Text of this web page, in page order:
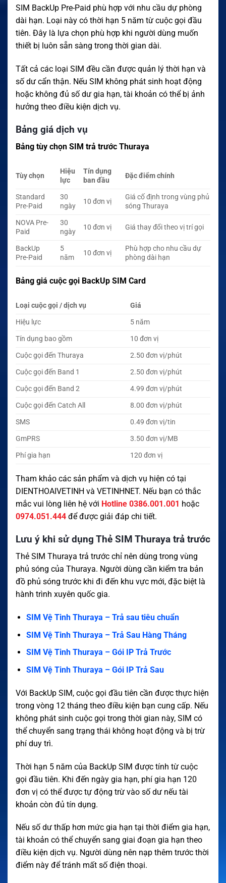
SIM BackUp Pre-Paid phù hợp với nhu cầu dự phòng
dài hạn. Loại này có thời hạn 5 năm từ cuộc gọi đầu
tiên. Đây là lựa chọn phù hợp khi người dùng muốn
thiết bị luôn sẵn sàng trong thời gian dài.
Tất cả các loại SIM đều cần được quản lý thời hạn và
số dư cẩn thận. Nếu SIM không phát sinh hoạt động
hoặc không đủ số dư gia hạn, tài khoản có thể bị ảnh
hưởng theo điều kiện dịch vụ.
Bảng giá dịch vụ
Bảng tùy chọn SIM trả trước Thuraya
Tùy chọn
Hiệu
lực
Tín dụng
ban đầu
Đặc điểm chính
Standard
Pre-Paid
30
ngày
10 đơn vị
Giá cố định trong vùng phủ
sóng Thuraya
NOVA Pre-
Paid
30
ngày
10 đơn vị Giá thay đổi theo vị trí gọi
BackUp
Pre-Paid
5
năm
10 đơn vị
Phù hợp cho nhu cầu dự
phòng dài hạn
Bảng giá cuộc gọi BackUp SIM Card
Loại cuộc gọi / dịch vụ
Giá
Hiệu lực
5 năm
Tín dụng bao gồm
10 đơn vị
Cuộc gọi đến Thuraya
2.50 đơn vị/phút
Cuộc gọi đến Band 1
2.50 đơn vị/phút
Cuộc gọi đến Band 2
4.99 đơn vị/phút
Cuộc gọi đến Catch All
8.00 đơn vị/phút
SMS
0.49 đơn vị/tin
GmPRS
3.50 đơn vị/MB
Phí gia hạn
120 đơn vị
Tham khảo các sản phẩm và dịch vụ hiện có tại
DIENTHOAIVETINH và VETINHNET. Nếu bạn có thắc
mắc vui lòng liên hệ với Hotline 0386.001.001 hoặc
0974.051.444 để được giải đáp chi tiết.
Lưu ý khi sử dụng Thẻ SIM Thuraya trả trước
Thẻ SIM Thuraya trả trước chỉ nên dùng trong vùng
phủ sóng của Thuraya. Người dùng cần kiểm tra bản
đồ phủ sóng trước khi đi đến khu vực mới, đặc biệt là
hành trình xuyên quốc gia.
SIM Vệ Tinh Thuraya – Trả sau tiêu chuẩn
SIM Vệ Tinh Thuraya – Trả Sau Hàng Tháng
SIM Vệ Tinh Thuraya – Gói IP Trả Trước
SIM Vệ Tinh Thuraya – Gói IP Trả Sau
Với BackUp SIM, cuộc gọi đầu tiên cần được thực hiện
trong vòng 12 tháng theo điều kiện bạn cung cấp. Nếu
không phát sinh cuộc gọi trong thời gian này, SIM có
thể chuyển sang trạng thái không hoạt động và bị trừ
phí duy trì.
Thời hạn 5 năm của BackUp SIM được tính từ cuộc
gọi đầu tiên. Khi đến ngày gia hạn, phí gia hạn 120
đơn vị có thể được tự động trừ vào số dư nếu tài
khoản còn đủ tín dụng.
Nếu số dư thấp hơn mức gia hạn tại thời điểm gia hạn,
tài khoản có thể chuyển sang giai đoạn gia hạn theo
điều kiện dịch vụ. Người dùng nên nạp thêm trước thời
điểm này để tránh mất số điện thoại.